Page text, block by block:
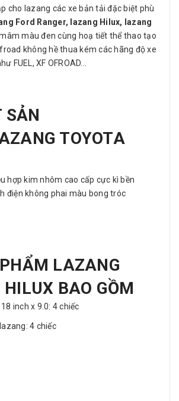
cho lazang các xe bản tải đặc biệt phù
Ford Ranger, lazang Hilux, lazang
màu đen cùng hoạ tiết thể thao tạo
không hề thua kém các hãng độ xe
FUEL, XF OFROAD...
SẢN
TOYOTA
hợp kim nhôm cao cấp cực kì bền
điện không phai màu bong tróc
LAZANG
HILUX BAO GỒM
inch x 9.0: 4 chiếc
4 chiếc